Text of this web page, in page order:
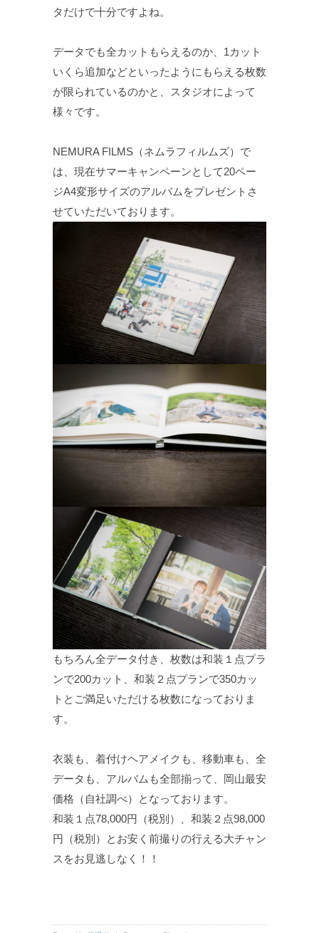
タだけで十分ですよね。
データでも全カットもらえるのか、1カット
いくら追加などといったようにもらえる枚数
が限られているのかと、スタジオによって
様々です。
NEMURA FILMS（ネムラフィルムズ）で
は、現在サマーキャンペーンとして20ペー
ジA4変形サイズのアルバムをプレゼントさ
せていただいております。
もちろん全データ付き、枚数は和装１点プラ
ンで200カット、和装２点プランで350カッ
トとご満足いただける枚数になっておりま
す。
衣装も、着付けヘアメイクも、移動車も、全
データも、アルバムも全部揃って、岡山最安
価格（自社調べ）となっております。
和装１点78,000円（税別）、和装２点98,000
円（税別）とお安く前撮りの行える大チャン
スをお見逃しなく！！